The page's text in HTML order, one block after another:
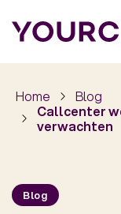
Home
Blog
Callcenter
verwachten
Blog